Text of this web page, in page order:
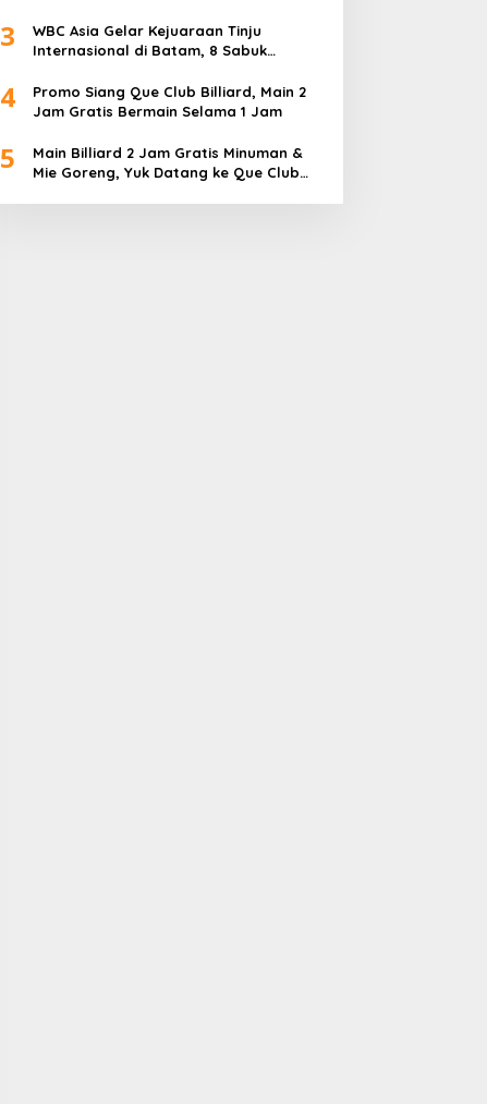
Inovatif Ekonomi Syariah
3
WBC Asia Gelar Kejuaraan Tinju
Internasional di Batam, 8 Sabuk
4
Promo Siang Que Club Billiard, Main 2
5
Main Billiard 2 Jam Gratis Minuman &
Mie Goreng, Yuk Datang ke Que Club